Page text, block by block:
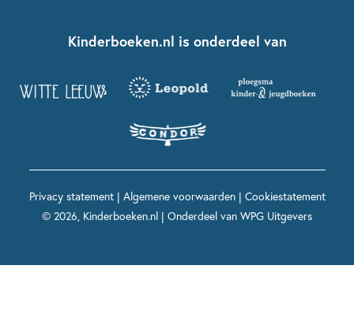
Kinderboeken diversiteit
Grappige kinderboeken
Spannende kinderboeken
Boekentips 12+ jaar
Voor volwassenen
Spekkie en Sproet
Maxi & Helium
Voor het onderwijs
Kinderboeken.nl is onderdeel van
Privacy statement| Algemene voorwaarden| Cookiestatement
© 2026, Kinderboeken.nl | Onderdeel van WPG Uitgevers